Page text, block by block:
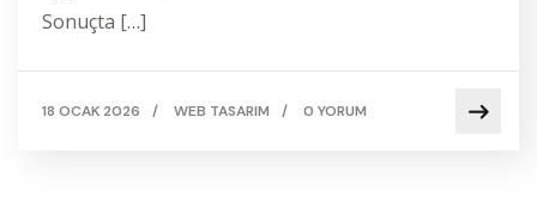
Sonuçta […]
18 OCAK 2026 / WEB TASARIM / 0 YORUM